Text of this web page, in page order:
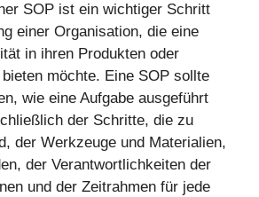
SOP ist ein wichtiger Schritt
einer Organisation, die eine
in ihren Produkten oder
möchte. Eine SOP sollte
wie eine Aufgabe ausgeführt
der Schritte, die zu
der Werkzeuge und Materialien,
der Verantwortlichkeiten der
und der Zeitrahmen für jede